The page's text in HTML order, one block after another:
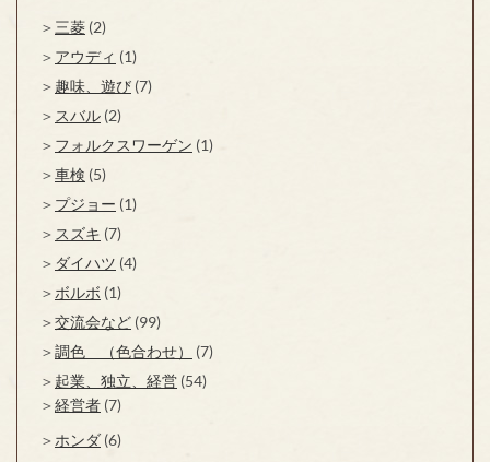
三菱 (2)
アウディ (1)
趣味、遊び (7)
スバル (2)
フォルクスワーゲン (1)
車検 (5)
プジョー (1)
スズキ (7)
ダイハツ (4)
ボルボ (1)
交流会など (99)
調色 （色合わせ）
(7)
起業、独立、経営 (54)
経営者 (7)
ホンダ (6)